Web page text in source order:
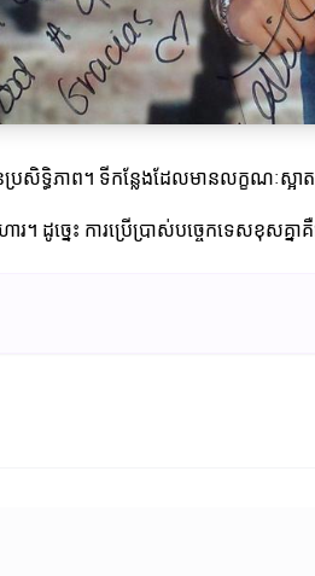
រសិទ្ធិភាព។ ទីកន្លែងដែលមានលក្ខណៈស្អា
ដូច្នេះ ការប្រើប្រាស់បច្ចេកទេសខុសគ្នា